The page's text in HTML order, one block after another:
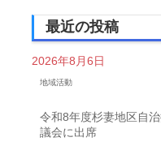
最近の投稿
2026年8月6日
地域活動
令和8年度杉妻地区自
議会に出席